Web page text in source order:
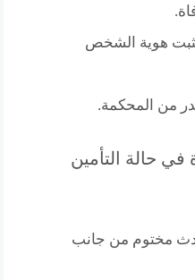
هوية الشخص
من المحكمة.
في حالة التأمين
مختوم من جانب